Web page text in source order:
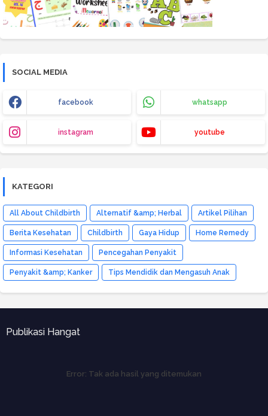
SOCIAL MEDIA
facebook whatsapp
instagram youtube
KATEGORI
All About Childbirth Alternatif &amp; Herbal Artikel Pilihan
Berita Kesehatan Childbirth Gaya Hidup Home Remedy
Informasi Kesehatan Pencegahan Penyakit
Penyakit &amp; Kanker Tips Mendidik dan Mengasuh Anak
Publikasi Hangat
Error: Tak ada hasil yang ditemukan